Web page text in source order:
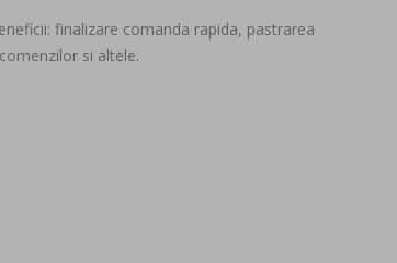
finalizare comanda rapida, pastrarea
si altele.